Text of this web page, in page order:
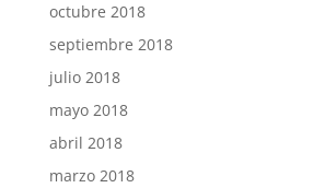
octubre 2018
septiembre 2018
julio 2018
mayo 2018
abril 2018
marzo 2018